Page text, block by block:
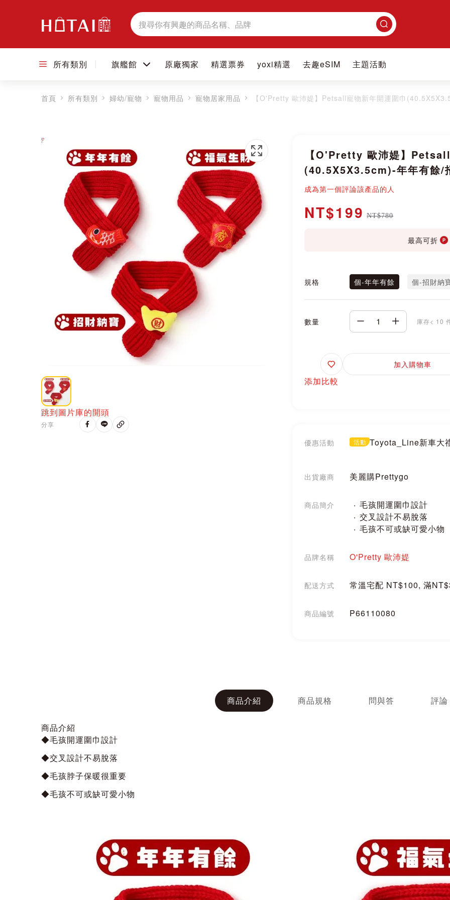
搜
尋
搜
尋
所有類別 旗艦館 原廠獨家 精選票券 yoxi精選 去趣eSIM 主題活動
首頁 所有類別 婦幼/寵物 寵物用品 寵物居家用品 【O'Pretty 歐沛媞】Petsall寵物新年開運圍巾
跳到圖片庫的末尾
跳到圖片庫的開頭
分享
【O'Pretty 歐沛媞】
(40.5X5X3.5cm)-年年有餘/
成為第一個評論該產品的人
NT$199 NT$780
最高可折
規格 個-年年有餘 個-招財納
數量 庫存< 10
加入購物車
追
蹤
添加比較
優惠活動 活動 Toyota_Line新車大
出貨廠商 美麗購Prettygo
商品簡介
毛孩開運圍巾設計
交叉設計不易脫落
毛孩不可或缺可愛小物
品牌名稱 O'Pretty 歐沛媞
配送方式 常溫宅配 NT$100, 滿
商品編號 P66110080
商品介紹 商品規格 問與答 評論
商品介紹
◆毛孩開運圍巾設計
◆交叉設計不易脫落
◆毛孩脖子保暖很重要
◆毛孩不可或缺可愛小物